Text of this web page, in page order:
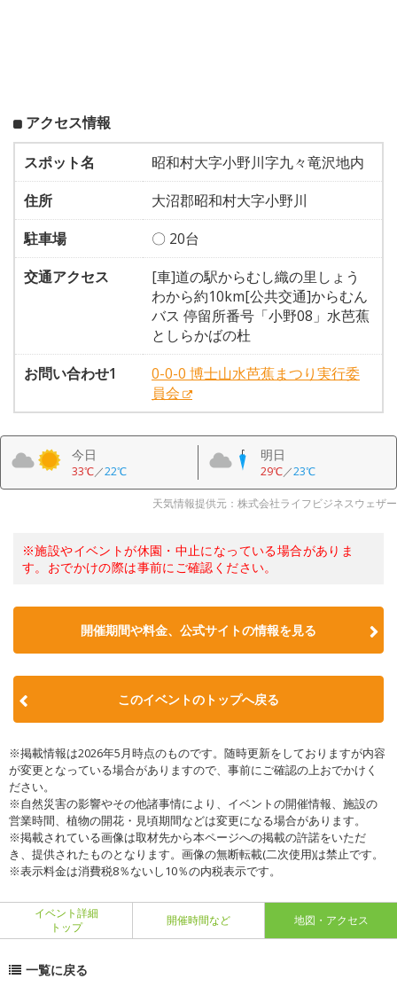
アクセス情報
スポット名
昭和村大字小野川字九々竜沢地内
住所
大沼郡昭和村大字小野川
駐車場
〇 20台
交通アクセス
[車]道の駅からむし織の里しょう
わから約10km[公共交通]からむん
バス 停留所番号「小野08」水芭蕉
としらかばの杜
お問い合わせ1
0-0-0 博士山水芭蕉まつり実行委
員会
今日
33℃／22℃
明日
29℃／23℃
天気情報提供元：株式会社ライフビジネスウェザー
※施設やイベントが休園・中止になっている場合がありま
す。おでかけの際は事前にご確認ください。
開催期間や料金、公式サイトの情報を見る
このイベントのトップへ戻る
※掲載情報は2026年5月時点のものです。随時更新をしておりますが内容
が変更となっている場合がありますので、事前にご確認の上おでかけく
ださい。
※自然災害の影響やその他諸事情により、イベントの開催情報、施設の
営業時間、植物の開花・見頃期間などは変更になる場合があります。
※掲載されている画像は取材先から本ページへの掲載の許諾をいただ
き、提供されたものとなります。画像の無断転載(二次使用)は禁止です。
※表示料金は消費税8％ないし10％の内税表示です。
イベント詳細
トップ
開催時間など 地図・アクセス
一覧に戻る